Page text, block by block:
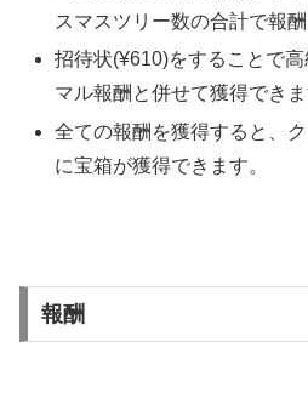
スマスツリー数の合計で報
招待状(¥610)をすることで
マル報酬と併せて獲得できま
全ての報酬を獲得すると、
に宝箱が獲得できます。
報酬